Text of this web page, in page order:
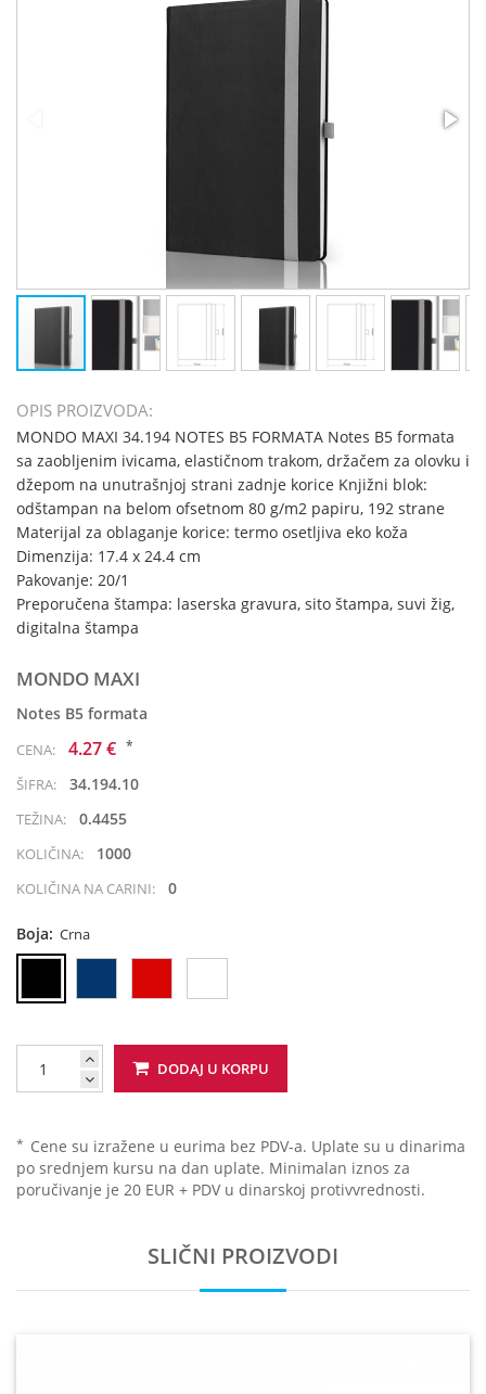
OPIS PROIZVODA:
MONDO MAXI 34.194 NOTES B5 FORMATA Notes B5 formata
sa zaobljenim ivicama, elastičnom trakom, držačem za olovku i
džepom na unutrašnjoj strani zadnje korice Knjižni blok:
odštampan na belom ofsetnom 80 g/m2 papiru, 192 strane
Materijal za oblaganje korice: termo osetljiva eko koža
Dimenzija: 17.4 x 24.4 cm
Pakovanje: 20/1
Preporučena štampa: laserska gravura, sito štampa, suvi žig,
digitalna štampa
MONDO MAXI
Notes B5 formata
CENA: 4.27 € *
ŠIFRA: 34.194.10
TEŽINA: 0.4455
KOLIČINA: 1000
KOLIČINA NA CARINI: 0
Boja: Crna
DODAJ U KORPU
* Cene su izražene u eurima bez PDV-a. Uplate su u dinarima
po srednjem kursu na dan uplate. Minimalan iznos za
poručivanje je 20 EUR + PDV u dinarskoj protivvrednosti.
SLIČNI PROIZVODI